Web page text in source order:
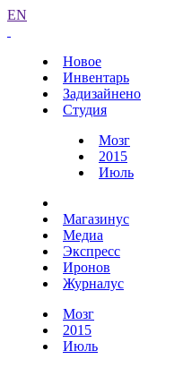
EN
Новое
Инвентарь
Задизайнено
Студия
Мозг
2015
Июль
Магазинус
Медиа
Экспресс
Иронов
Журналус
Мозг
2015
Июль